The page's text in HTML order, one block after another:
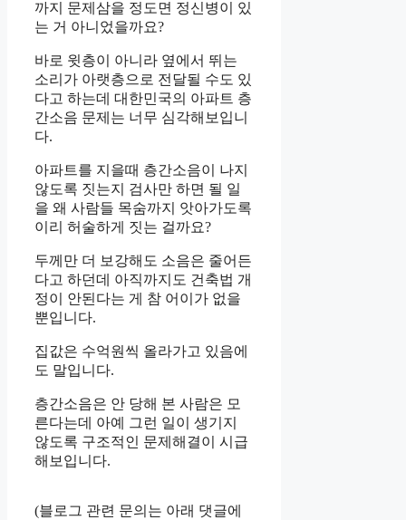
까지 문제삼을 정도면 정신병이 있
는 거 아니었을까요?
바로 윗층이 아니라 옆에서 뛰는
소리가 아랫층으로 전달될 수도 있
다고 하는데 대한민국의 아파트 층
간소음 문제는 너무 심각해보입니
다.
아파트를 지을때 층간소음이 나지
않도록 짓는지 검사만 하면 될 일
을 왜 사람들 목숨까지 앗아가도록
이리 허술하게 짓는 걸까요?
두께만 더 보강해도 소음은 줄어든
다고 하던데 아직까지도 건축법 개
정이 안된다는 게 참 어이가 없을
뿐입니다.
집값은 수억원씩 올라가고 있음에
도 말입니다.
층간소음은 안 당해 본 사람은 모
른다는데 아예 그런 일이 생기지
않도록 구조적인 문제해결이 시급
해보입니다.
(블로그 관련 문의는 아래 댓글에